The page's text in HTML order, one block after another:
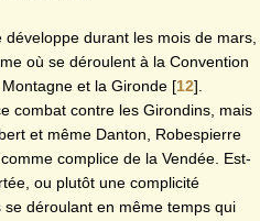
durant les mois de mars,
où se déroulent à la Convention
et la Gironde [12]
combat contre les Girondins, mais
et même Danton, Robespierre
complice de la Vendée. Est-
ou plutôt une complicité
déroulant en même temps qui